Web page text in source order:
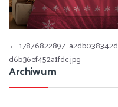
Nawigacja wpisu
←
d6b36ef452a1fdc.jpg
Archiwum